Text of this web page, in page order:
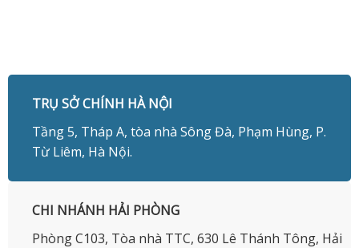
TRỤ SỞ CHÍNH HÀ NỘI
Tầng 5, Tháp A, tòa nhà Sông Đà, Phạm Hùng, P.
Từ Liêm, Hà Nội.
CHI NHÁNH HẢI PHÒNG
Phòng C103, Tòa nhà TTC, 630 Lê Thánh Tông, Hải